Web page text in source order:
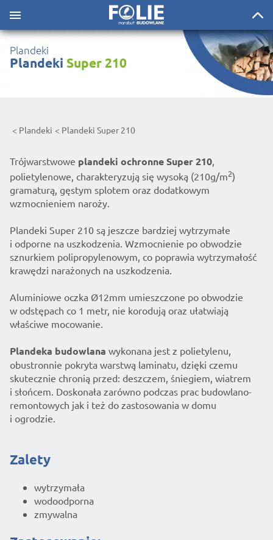
Plandeki
Plandeki Super 210
Plandeki Plandeki Super 210
Trójwarstwowe plandeki ochronne Super 210,
polietylenowe, charakteryzują się wysoką (210g/m2)
gramaturą, gęstym splotem oraz dodatkowym
wzmocnieniem naroży.
Plandeki Super 210 są jeszcze bardziej wytrzymałe
i odporne na uszkodzenia. Wzmocnienie po obwodzie
sznurkiem polipropylenowym, co poprawia wytrzymałość
krawędzi narażonych na uszkodzenia.
Aluminiowe oczka Ø12mm umieszczone po obwodzie
w odstępach co 1 metr, nie korodują oraz ułatwiają
właściwe mocowanie.
Plandeka budowlana wykonana jest z polietylenu,
obustronnie pokryta warstwą laminatu, dzięki czemu
skutecznie chronią przed: deszczem, śniegiem, wiatrem
i słońcem. Doskonała zarówno podczas prac budowlano-
remontowych jak i też do zastosowania w domu
i ogrodzie.
Zalety
wytrzymała
wodoodporna
zmywalna